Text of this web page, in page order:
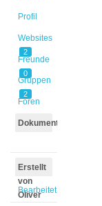
Profil
Websites
2
Freunde
0
Gruppen
2
Foren
Dokumente
Erstellt
von
Oliver
Bearbeitet